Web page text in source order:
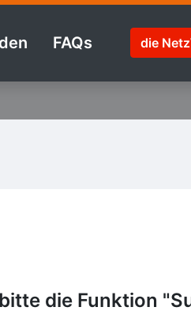
FAQs die
die Funktion